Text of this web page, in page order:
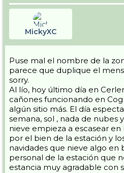
MickyXC
Puse mal el nombre de la
parece que duplique el
sorry.
Al lío, hoy último día en
cañones funcionando en
algún sitio más. El día
semana, sol , nada de nubes
nieve empieza a escasear en
por el bien de la estación y
navidades que nieve algo en
personal de la estación que
estancia muy agradable con